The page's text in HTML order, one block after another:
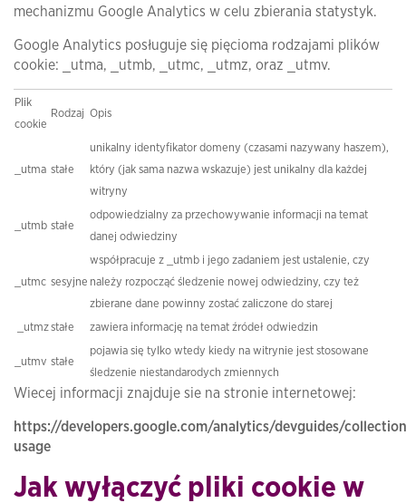
mechanizmu Google Analytics w celu zbierania statystyk.
Google Analytics posługuje się pięcioma rodzajami plików
cookie: _utma, _utmb, _utmc, _utmz, oraz _utmv.
Plik
cookie
Rodzaj Opis
_utma stałe
unikalny identyfikator domeny (czasami nazywany haszem),
który (jak sama nazwa wskazuje) jest unikalny dla każdej
witryny
_utmb stałe
odpowiedzialny za przechowywanie informacji na temat
danej odwiedziny
_utmc sesyjne
współpracuje z _utmb i jego zadaniem jest ustalenie, czy
należy rozpocząć śledzenie nowej odwiedziny, czy też
zbierane dane powinny zostać zaliczone do starej
_utmzstałe zawiera informację na temat źródeł odwiedzin
_utmv stałe
pojawia się tylko wtedy kiedy na witrynie jest stosowane
śledzenie niestandarodych zmiennych
Wiecej informacji znajduje sie na stronie internetowej:
https://developers.google.com/analytics/devguides/
usage
Jak wyłączyć pliki cookie w